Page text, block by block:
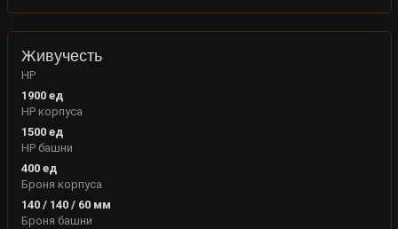
Живучесть
HP
1900ед
HP корпуса
1500ед
HP башни
400ед
Броня корпуса
140/ 140/ 60мм
Броня башни